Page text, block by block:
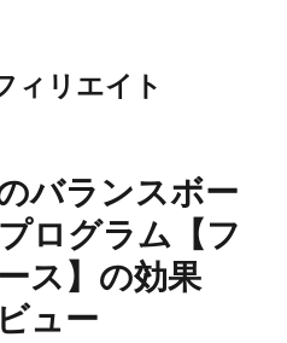
ィリエイト
バランスボー
ログラム【フ
ス】の効果
ュー